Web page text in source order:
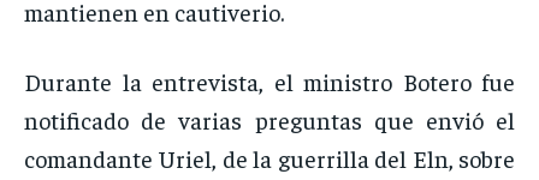
mantienen en cautiverio.
Durante la entrevista, el ministro Botero fue
notificado de varias preguntas que envió el
comandante Uriel, de la guerrilla del Eln, sobre